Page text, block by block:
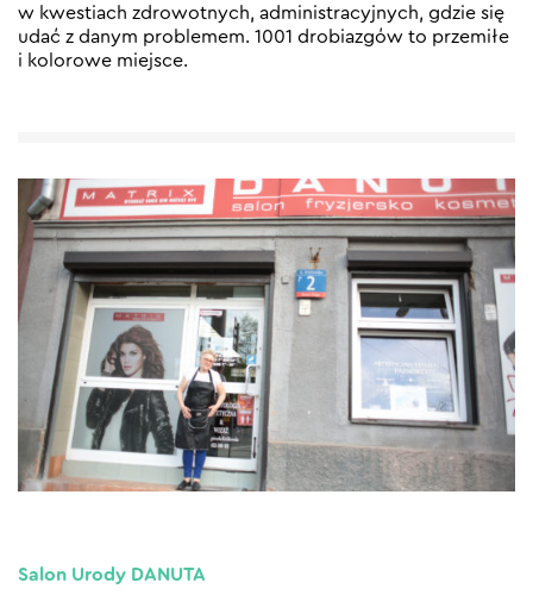
w kwestiach zdrowotnych, administracyjnych, gdzie się
udać z danym problemem. 1001 drobiazgów to przemiłe
i kolorowe miejsce.
Salon Urody DANUTA